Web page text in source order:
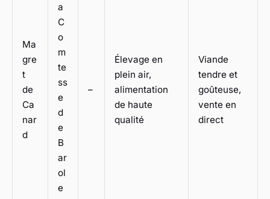
Ma
gre
t
de
Ca
nar
d
a
C
o
m
te
ss
e
d
e
B
ar
ol
e
–
Élevage en
plein air,
alimentation
de haute
qualité
Viande
tendre et
goûteuse,
vente en
direct